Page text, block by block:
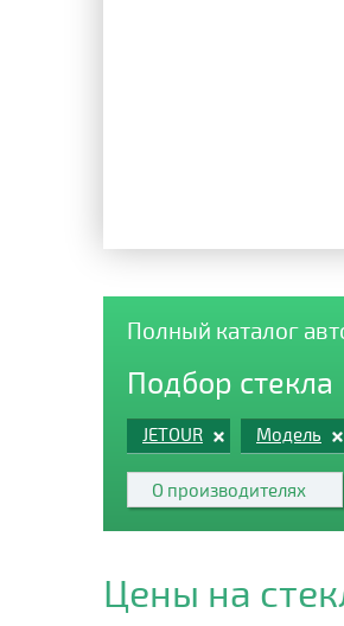
Полный каталог
Подбор стекла
JETOUR Модель
О производителях
Цены на